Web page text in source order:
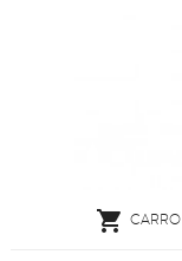
 CARRO